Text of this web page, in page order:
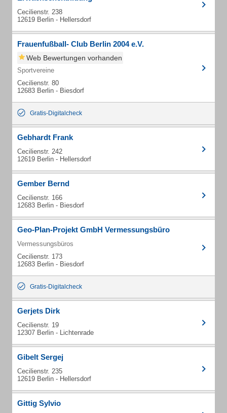
Cecilienstr. 238
12619 Berlin - Hellersdorf
Frauenfußball- Club Berlin 2004 e.V.
Web Bewertungen vorhanden
Sportvereine
Cecilienstr. 80
12683 Berlin - Biesdorf
Gratis-Digitalcheck
Gebhardt Frank
Cecilienstr. 242
12619 Berlin - Hellersdorf
Gember Bernd
Cecilienstr. 166
12683 Berlin - Biesdorf
Geo-Plan-Projekt GmbH Vermessungsbüro
Vermessungsbüros
Cecilienstr. 173
12683 Berlin - Biesdorf
Gratis-Digitalcheck
Gerjets Dirk
Cecilienstr. 19
12307 Berlin - Lichtenrade
Gibelt Sergej
Cecilienstr. 235
12619 Berlin - Hellersdorf
Gittig Sylvio